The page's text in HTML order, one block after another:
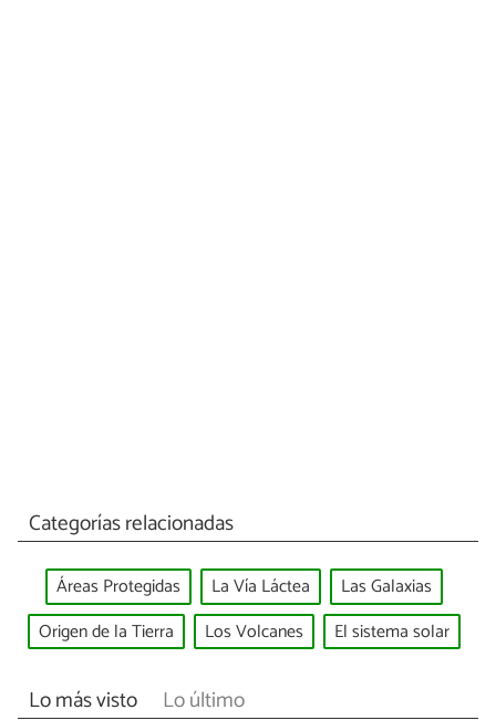
Categorías relacionadas
Áreas Protegidas La Vía Láctea
Las Galaxias
Origen de la Tierra
Los Volcanes El sistema solar
Lo más visto Lo último